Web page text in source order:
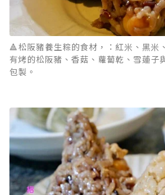
🔺松阪豬養生粽的食材，：紅米、黑米
有烤的松阪豬、香菇、蘿蔔乾、雪蓮子
包製。